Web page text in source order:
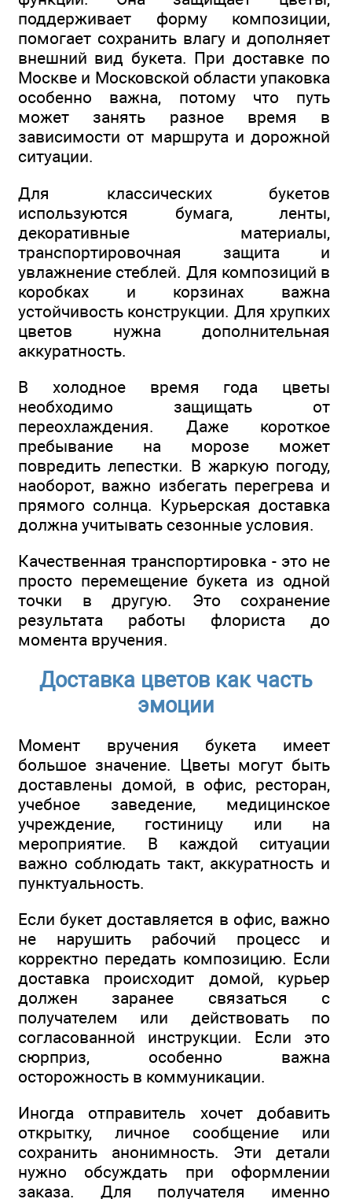
поддерживает форму композиции,
помогает сохранить влагу и дополняет
внешний вид букета. При доставке по
Москве и Московской области упаковка
особенно важна, потому что путь
может занять разное время в
зависимости от маршрута и дорожной
ситуации.
Для классических букетов
используются бумага, ленты,
декоративные материалы,
транспортировочная защита и
увлажнение стеблей. Для композиций в
коробках и корзинах важна
устойчивость конструкции. Для хрупких
цветов нужна дополнительная
аккуратность.
В холодное время года цветы
необходимо защищать от
переохлаждения. Даже короткое
пребывание на морозе может
повредить лепестки. В жаркую погоду,
наоборот, важно избегать перегрева и
прямого солнца. Курьерская доставка
должна учитывать сезонные условия.
Качественная транспортировка - это не
просто перемещение букета из одной
точки в другую. Это сохранение
результата работы флориста до
момента вручения.
Доставка цветов как часть
эмоции
Момент вручения букета имеет
большое значение. Цветы могут быть
доставлены домой, в офис, ресторан,
учебное заведение, медицинское
учреждение, гостиницу или на
мероприятие. В каждой ситуации
важно соблюдать такт, аккуратность и
пунктуальность.
Если букет доставляется в офис, важно
не нарушить рабочий процесс и
корректно передать композицию. Если
доставка происходит домой, курьер
должен заранее связаться с
получателем или действовать по
согласованной инструкции. Если это
сюрприз, особенно важна
осторожность в коммуникации.
Иногда отправитель хочет добавить
открытку, личное сообщение или
сохранить анонимность. Эти детали
нужно обсуждать при оформлении
заказа. Для получателя именно